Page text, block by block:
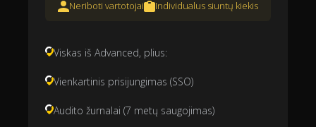
Neriboti vartotojai Individualus siuntų kiekis
Viskas iš Advanced, plius:
Vienkartinis prisijungimas (SSO)
Audito žurnalai (7 metų saugojimas)